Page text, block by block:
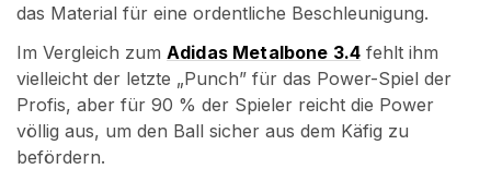
das Material für eine ordentliche Beschleunigung.
Im Vergleich zum Adidas Metalbone 3.4 fehlt ihm
vielleicht der letzte „Punch” für das Power-Spiel der
Profis, aber für 90 % der Spieler reicht die Power
völlig aus, um den Ball sicher aus dem Käfig zu
befördern.